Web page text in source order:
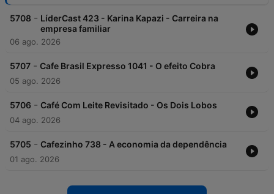
5708 - LíderCast 423 - Karina Kapazi - Carreira na
empresa familiar
06 ago. 2026
5707 - Cafe Brasil Expresso 1041 - O efeito Cobra
05 ago. 2026
5706 - Café Com Leite Revisitado - Os Dois Lobos
04 ago. 2026
5705 - Cafezinho 738 - A economia da dependência
01 ago. 2026